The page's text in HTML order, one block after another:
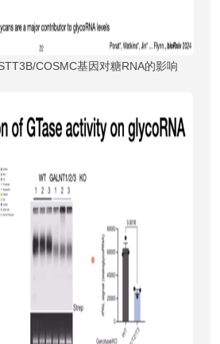
COSMC基因对糖RNA的影响